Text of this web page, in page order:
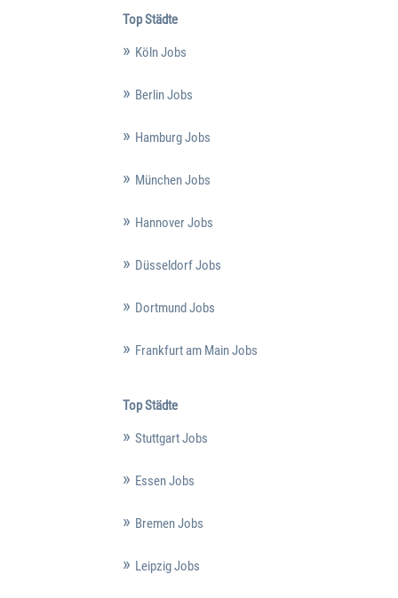
Top Städte
Köln Jobs
Berlin Jobs
Hamburg Jobs
München Jobs
Hannover Jobs
Düsseldorf Jobs
Dortmund Jobs
Frankfurt am Main Jobs
Top Städte
Stuttgart Jobs
Essen Jobs
Bremen Jobs
Leipzig Jobs